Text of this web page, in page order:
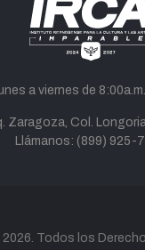
a viernes de
Zaragoza, Col.
Llámanos: (899) 925-
Todos los